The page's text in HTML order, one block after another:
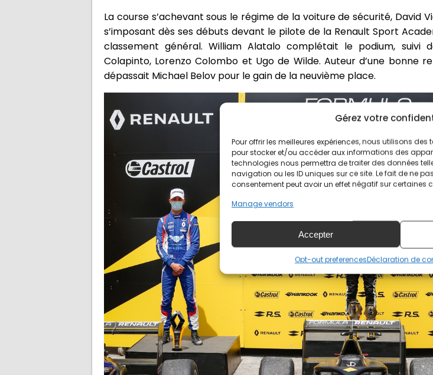
Gérez votre
Pour offrir les meilleures expériences, nous utilisons
pour stocker et/ou accéder aux informations des
technologies nous permettra de traiter des données
navigation ou les ID uniques sur ce site. Le fait de ne
consentement peut avoir un effet négatif sur certaines
Manage vendors
Accepter
Opt-out preferencesDéclaration de
La course s’achevant sous le régime de la voiture de sécurité, David
s’imposant dès ses débuts devant le pilote de la Renault Sport
classement général. William Alatalo complétait le podium, suivi
Colapinto, Lorenzo Colombo et Ugo de Wilde. Auteur d’une bonne
dépassait Michael Belov pour le gain de la neuvième place.